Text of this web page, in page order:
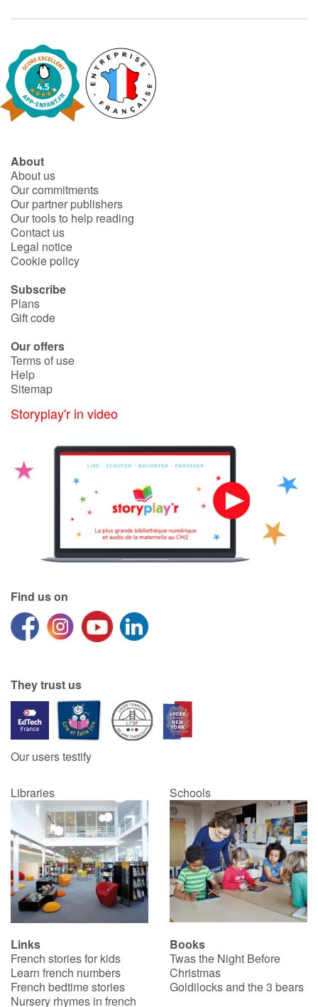
About
About us
Our commitments
Our partner publishers
Our tools to help reading
Contact us
Legal notice
Cookie policy
Subscribe
Plans
Gift code
Our offers
Terms of use
Help
Sitemap
Storyplay'r in video
Find us on
They trust us
Our users testify
Libraries Schools
Links
French stories for kids
Learn french numbers
French bedtime stories
Nursery rhymes in french
Books
Twas the Night Before
Christmas
Goldilocks and the 3 bears